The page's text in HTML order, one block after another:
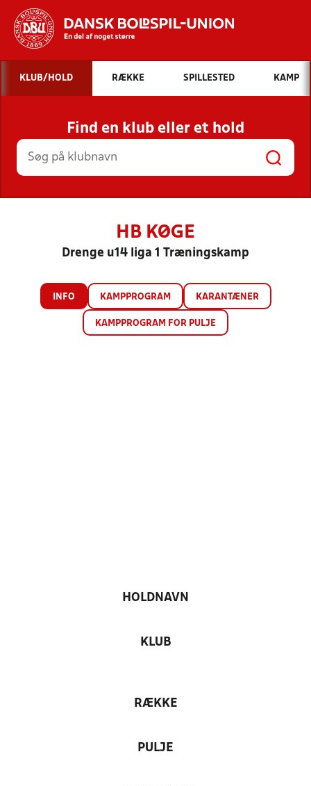
Hvad vil du søge efter?
INDHOLD OG NYHEDER
STILLINGER, RESULTATER, KLUBBER OG
HOLD
KLUB/HOLD RÆKKE SPILLESTED KAMP
Find en klub eller et hold
HB KØGE
Drenge u14 liga 1 Træningskamp
INFO KAMPPROGRAM KARANTÆNER
KAMPPROGRAM FOR PULJE
HOLDNAVN
KLUB
RÆKKE
PULJE